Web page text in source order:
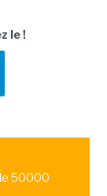
le !
50000